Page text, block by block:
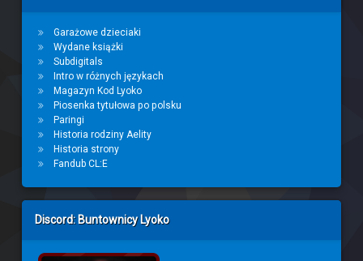
Garażowe dzieciaki
Wydane książki
Subdigitals
Intro w różnych językach
Magazyn Kod Lyoko
Piosenka tytułowa po polsku
Paringi
Historia rodziny Aelity
Historia strony
Fandub CL:E
Discord: Buntownicy Lyoko